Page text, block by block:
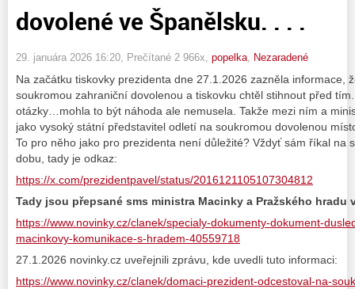
dovolené ve Španělsku. . . .
29. januára 2026 16:20 , Prečítané 2 966x, popelka Nezaradené
Na začátku tiskovky prezidenta dne 27.1.2026 zazněla informace,
soukromou zahraniční dovolenou a tiskovku chtěl stihnout před
otázky…mohla to být náhoda ale nemusela. Takže mezi ním a
jako vysoký státní představitel odletí na soukromou dovolenou
To pro něho jako pro prezidenta není důležité? Vždyť sám říkal na
dobu, tady je odkaz:
https://x.com/prezidentpavel/status/2016121105107304812
Tady jsou přepsané sms ministra Macinky a Pražského hradu
https://www.novinky.cz/clanek/specialy-dokumenty-dokument-
macinkovy-komunikace-s-hradem-40559718
27.1.2026 novinky.cz uveřejnili zprávu, kde uvedli tuto informaci:
https://www.novinky.cz/clanek/domaci-prezident-odcestoval-na-